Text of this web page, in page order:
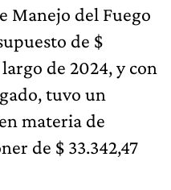
Manejo del Fuego
de $
de 2024, y con
tuvo un
materia de
de $ 33.342,47